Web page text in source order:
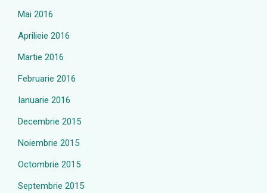
Mai 2016
Aprilieie 2016
Martie 2016
Februarie 2016
Ianuarie 2016
Decembrie 2015
Noiembrie 2015
Octombrie 2015
Septembrie 2015